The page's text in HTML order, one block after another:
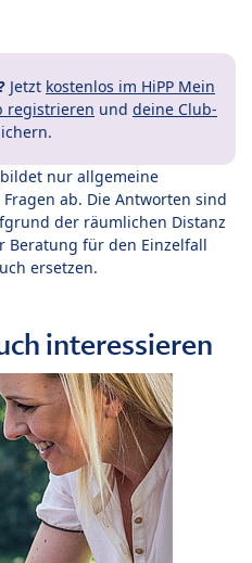
Jetzt kostenlos im HiPP Mein
registrieren und deine Club-
nur allgemeine
ab. Die Antworten sind
der räumlichen Distanz
Beratung für den Einzelfall
ersetzen.
interessieren